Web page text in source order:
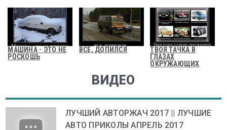
МАШИНА - ЭТО НЕ
РОСКОШЬ
ВСЕ, ДОПИЛСЯ
ТВОЯ ТАЧКА В
ГЛАЗАХ
ОКРУЖАЮЩИХ
ВИДЕО
ЛУЧШИЙ АВТОРЖАЧ 2017 || ЛУЧШИЕ
АВТО ПРИКОЛЫ АПРЕЛЬ 2017